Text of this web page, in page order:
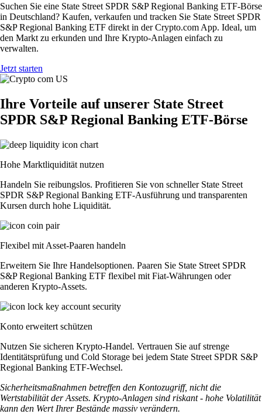
Suchen Sie eine State Street SPDR S&P Regional Banking ETF-Börse
in Deutschland? Kaufen, verkaufen und tracken Sie State Street SPDR
S&P Regional Banking ETF direkt in der Crypto.com App. Ideal, um
den Markt zu erkunden und Ihre Krypto-Anlagen einfach zu
verwalten.
Jetzt starten
Ihre Vorteile auf unserer State Street
SPDR S&P Regional Banking ETF-Börse
Hohe Marktliquidität nutzen
Handeln Sie reibungslos. Profitieren Sie von schneller State Street
SPDR S&P Regional Banking ETF-Ausführung und transparenten
Kursen durch hohe Liquidität.
Flexibel mit Asset-Paaren handeln
Erweitern Sie Ihre Handelsoptionen. Paaren Sie State Street SPDR
S&P Regional Banking ETF flexibel mit Fiat-Währungen oder
anderen Krypto-Assets.
Konto erweitert schützen
Nutzen Sie sicheren Krypto-Handel. Vertrauen Sie auf strenge
Identitätsprüfung und Cold Storage bei jedem State Street SPDR S&P
Regional Banking ETF-Wechsel.
Sicherheitsmaßnahmen betreffen den Kontozugriff, nicht die
Wertstabilität der Assets. Krypto-Anlagen sind riskant - hohe Volatilität
kann den Wert Ihrer Bestände massiv verändern.